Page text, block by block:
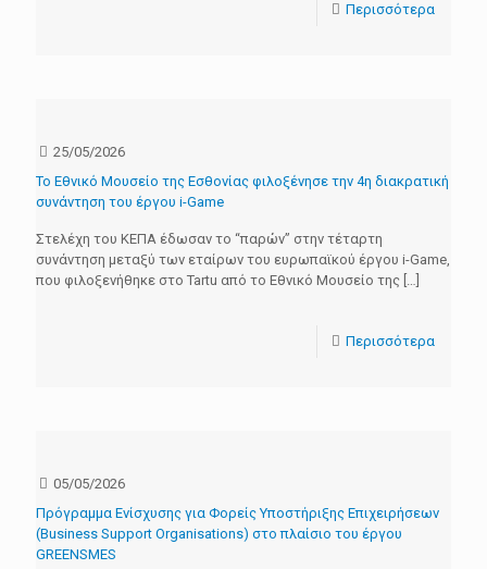
Περισσότερα
25/05/2026
Το Εθνικό Μουσείο της Εσθονίας φιλοξένησε την 4η διακρατική
συνάντηση του έργου i-Game
Στελέχη του ΚΕΠΑ έδωσαν το “παρών” στην τέταρτη
συνάντηση μεταξύ των εταίρων του ευρωπαϊκού έργου i-Game,
που φιλοξενήθηκε στο Tartu από το Εθνικό Μουσείο της […]
Περισσότερα
05/05/2026
Πρόγραμμα Eνίσχυσης για Φορείς Υποστήριξης Επιχειρήσεων
(Business Support Organisations) στο πλαίσιο του έργου
GREENSMES